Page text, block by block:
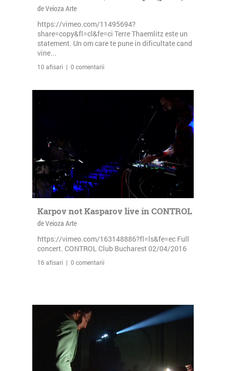
de Veioza Arte
https://vimeo.com/11495694?
share=copy&fl=cl&fe=ci Terre Thaemlitz este un
statement. Un om care te pune in dificultate cand
vine...
10 afisari | 0 comentarii
Karpov not Kasparov live in CONTROL
de Veioza Arte
https://vimeo.com/163148886?fl=ls&fe=ec Full
concert. CONTROL Club Bucharest 02/04/2016
16 afisari | 0 comentarii